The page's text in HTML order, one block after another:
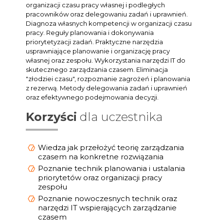
organizacji czasu pracy własnej i podległych
pracowników oraz delegowaniu zadań i uprawnień.
Diagnoza własnych kompetencji w organizacji czasu
pracy. Reguły planowania i dokonywania
priorytetyzacji zadań. Praktyczne narzędzia
usprawniające planowanie i organizację pracy
własnej oraz zespołu. Wykorzystania narzędzi IT do
skutecznego zarządzania czasem. Eliminacja
"złodziei czasu", rozpoznanie zagrożeń i planowania
z rezerwą. Metody delegowania zadań i uprawnień
oraz efektywnego podejmowania decyzji.
Korzyści dla uczestnika
Wiedza jak przełożyć teorię zarządzania
czasem na konkretne rozwiązania
Poznanie technik planowania i ustalania
priorytetów oraz organizacji pracy
zespołu
Poznanie nowoczesnych technik oraz
narzędzi IT wspierających zarządzanie
czasem